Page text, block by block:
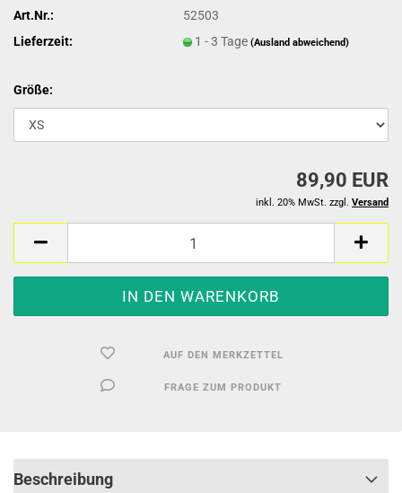
Art.Nr.:
52503
Lieferzeit:
1 - 3 Tage(Ausland abweichend)
Größe:
89,90 EUR
inkl. 20% MwSt. zzgl. Versand
AUF DEN MERKZETTEL
FRAGE ZUM PRODUKT
Beschreibung